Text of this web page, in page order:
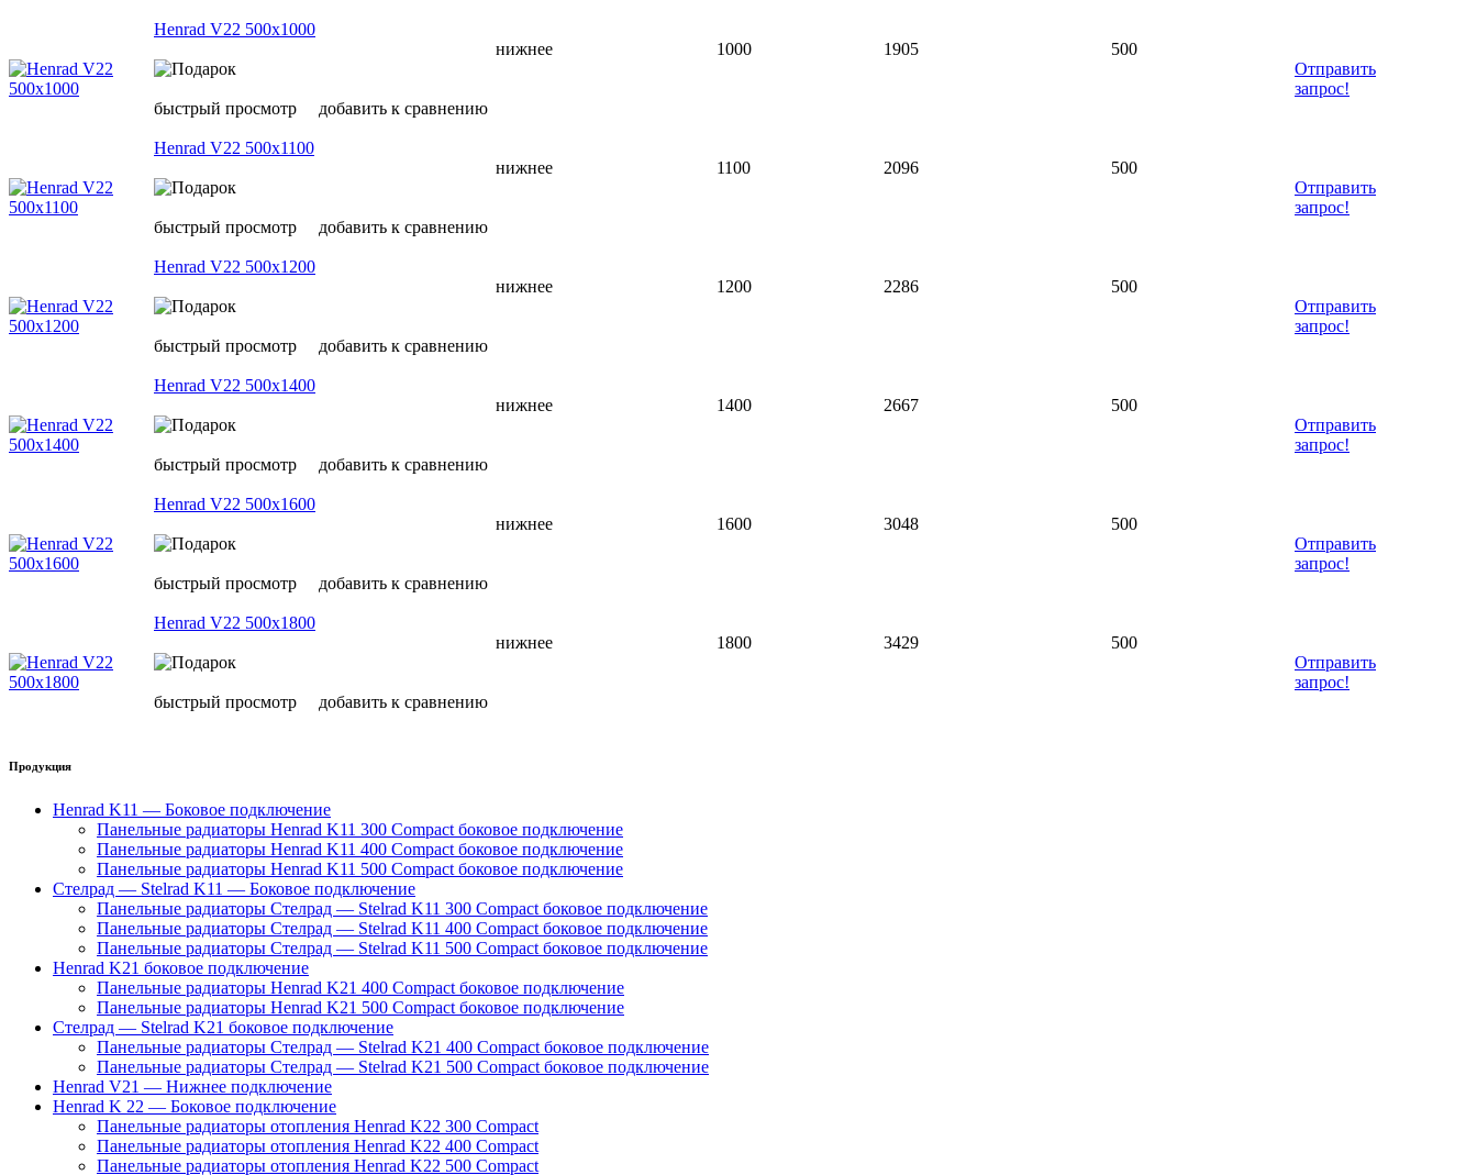
Henrad V22 500х1000
нижнее
1000 1905
500
Отправить
запрос!
быстрый просмотр
добавить к сравнению
Henrad V22 500х1100
нижнее
1100 2096
500
Отправить
запрос!
быстрый просмотр
добавить к сравнению
Henrad V22 500х1200
нижнее
1200 2286
500
Отправить
запрос!
быстрый просмотр
добавить к сравнению
Henrad V22 500х1400
нижнее
1400 2667
500
Отправить
запрос!
быстрый просмотр
добавить к сравнению
Henrad V22 500х1600
нижнее
1600 3048
500
Отправить
запрос!
быстрый просмотр
добавить к сравнению
Henrad V22 500х1800
нижнее
1800 3429
500
Отправить
запрос!
быстрый просмотр
добавить к сравнению
Продукция
Henrad K11 — Боковое подключение
Панельные радиаторы Henrad K11 300 Compact боковое подключение
Панельные радиаторы Henrad K11 400 Compact боковое подключение
Панельные радиаторы Henrad K11 500 Compact боковое подключение
Стелрад — Stelrad K11 — Боковое подключение
Панельные радиаторы Стелрад — Stelrad K11 300 Compact боковое подключение
Панельные радиаторы Стелрад — Stelrad K11 400 Compact боковое подключение
Панельные радиаторы Стелрад — Stelrad K11 500 Compact боковое подключение
Henrad K21 боковое подключение
Панельные радиаторы Henrad K21 400 Compact боковое подключение
Панельные радиаторы Henrad K21 500 Compact боковое подключение
Стелрад — Stelrad K21 боковое подключение
Панельные радиаторы Стелрад — Stelrad K21 400 Compact боковое подключение
Панельные радиаторы Стелрад — Stelrad K21 500 Compact боковое подключение
Henrad V21 — Нижнее подключение
Henrad K 22 — Боковое подключение
Панельные радиаторы отопления Henrad K22 300 Compact
Панельные радиаторы отопления Henrad K22 400 Compact
Панельные радиаторы отопления Henrad K22 500 Compact